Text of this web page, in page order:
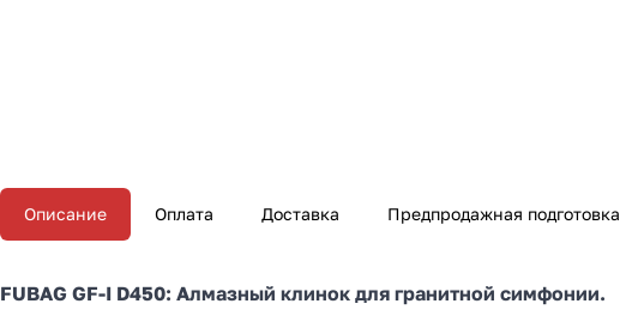
Описание Оплата Доставка Предпродажная подготовка
FUBAG GF-I D450: Алмазный клинок для гранитной симфонии.